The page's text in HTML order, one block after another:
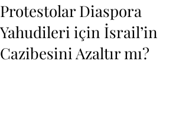
Protestolar Diaspora
Yahudileri için İsrail’in
Cazibesini Azaltır mı?